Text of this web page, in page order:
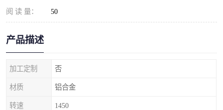
阅 读 量： 50
产品描述
加工定制 否
材质 铝合金
转速 1450